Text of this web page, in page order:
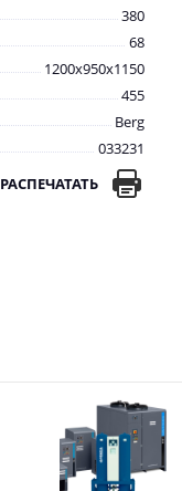
380
68
1200x950x1150
455
Berg
033231
РАСПЕЧАТАТЬ